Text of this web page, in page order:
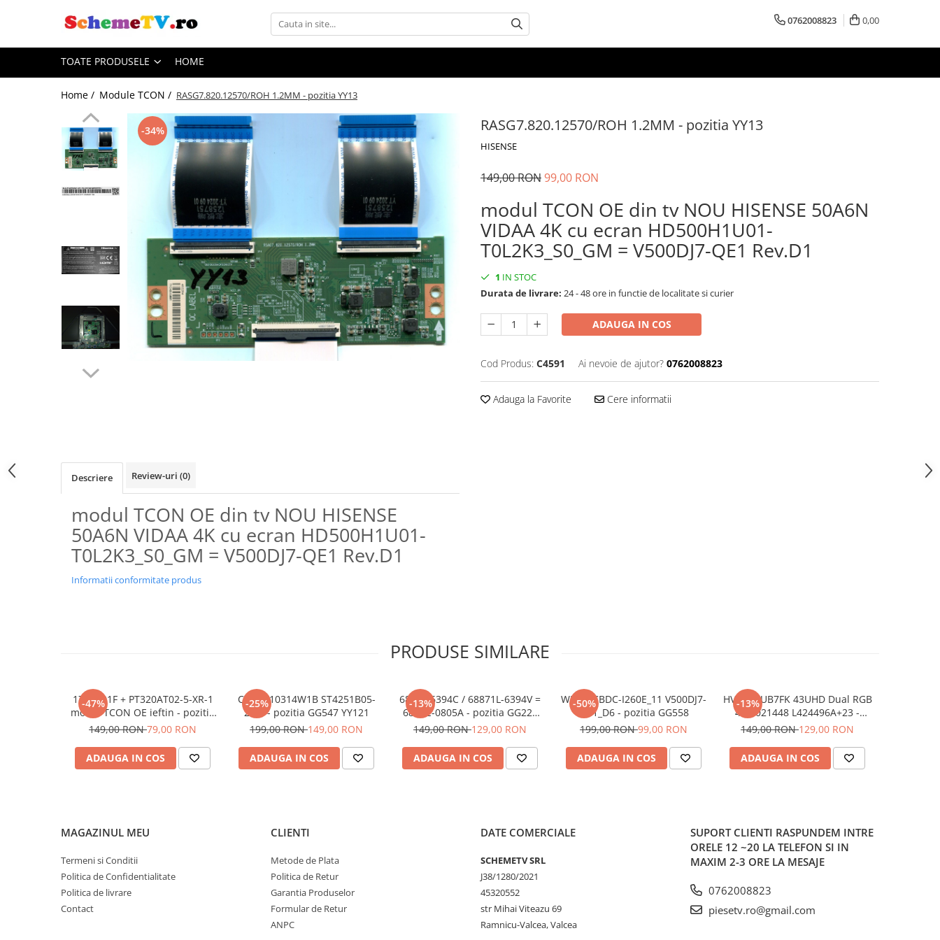
Toate Produsele
Placi de baza
Sursa alimentare
Revista Service TV
Module TCON
0762008823 0,00
TOATE PRODUSELE HOME
Home / Module TCON / RASG7.820.12570/ROH 1.2MM - pozitia YY13
RASG7.820.12570/ROH 1.2MM - pozitia YY13
HISENSE
-34%
149,00 RON99,00 RON
modul TCON OE din tv NOU HISENSE 50A6N
VIDAA 4K cu ecran HD500H1U01-
T0L2K3_S0_GM = V500DJ7-QE1 Rev.D1
1 IN STOC
Durata de livrare: 24 - 48 ore in functie de localitate si curier
ADAUGA IN COS
Cod Produs: C4591 Ai nevoie de ajutor? 0762008823
Adauga la Favorite Cere informatii
Descriere Review-uri (0)
modul TCON OE din tv NOU HISENSE
50A6N VIDAA 4K cu ecran HD500H1U01-
T0L2K3_S0_GM = V500DJ7-QE1 Rev.D1
Informatii conformitate produs
PRODUSE SIMILARE
-47%
17TC701F + PT320AT02-5-XR-1
modul TCON OE ieftin - pozitia
PX536 PX539 PX746 GG07
149,00 RON79,00 RON
ADAUGA IN COS
-25%
CTX ST10314W1B ST4251B05-
2.2K - pozitia GG547 YY121
199,00 RON149,00 RON
ADAUGA IN COS
-13%
6871L-6394C / 68871L-6394V =
6870C-0805A - pozitia GG220
GG422 GG557 GG935
149,00 RON129,00 RON
ADAUGA IN COS
-50%
WDX DCBDC-I260E_11 V500DJ7-
QE1_D6 - pozitia GG558
199,00 RON99,00 RON
ADAUGA IN COS
-13%
HV430QUB7FK 43UHD Dual RGB
47-6021448 L424496A+23 -
pozitia GG552
149,00 RON129,00 RON
ADAUGA IN COS
MAGAZINUL MEU
Termeni si Conditii
Politica de Confidentialitate
Politica de livrare
Contact
CLIENTI
Metode de Plata
Politica de Retur
Garantia Produselor
Formular de Retur
ANPC
DATE COMERCIALE
SCHEMETV SRL
J38/1280/2021
45320552
str Mihai Viteazu 69
Ramnicu-Valcea, Valcea
SUPORT CLIENTI RASPUNDEM INTRE
ORELE 12 ~20 LA TELEFON SI IN
MAXIM 2-3 ORE LA MESAJE
0762008823
piesetv.ro@gmail.com